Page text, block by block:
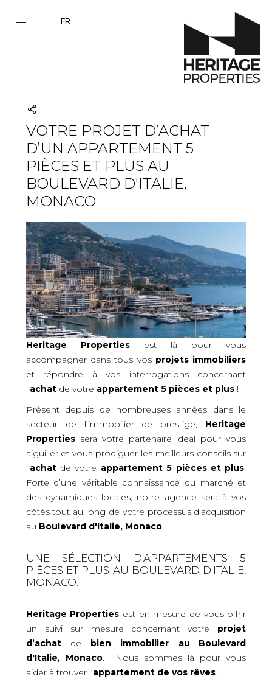
FR
VOTRE PROJET D’ACHAT
D’UN APPARTEMENT 5
PIÈCES ET PLUS AU
BOULEVARD D'ITALIE,
MONACO
Heritage Propertiesest là pour vous
accompagner dans tous vos projets immobiliers
et répondre à vos interrogations concernant
l'achatde votre appartement 5 pièces et plus !
Présent depuis de nombreuses années dans le
secteur de l’immobilier de prestige, Heritage
Propertiessera votre partenaire idéal pour vous
aiguiller et vous prodiguer les meilleurs conseils sur
l’achatde votre appartement 5 pièces et plus
Forte d’une véritable connaissance du marché et
des dynamiques locales, notre agence sera à vos
côtés tout au long de votre processus d’acquisition
au Boulevard d'Italie, Monaco.
UNE SÉLECTION D'APPARTEMENTS 5
PIÈCES ET PLUS AU BOULEVARD D'ITALIE,
MONACO.
Heritage Properties est en mesure de vous offrir
un suivi sur mesure concernant votre projet
d’achat de bien immobilier
au Boulevard
d'Italie, Monaco. Nous sommes là pour vous
aider à trouver l’appartement de vos rêves.